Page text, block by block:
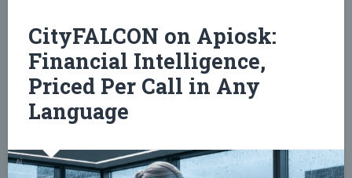
CityFALCON on Apiosk:
Financial Intelligence,
Priced Per Call in Any
Language